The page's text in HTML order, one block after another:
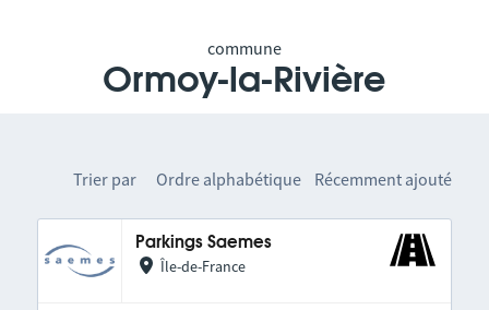
commune
Ormoy-la-Rivière
Trier par Ordre alphabétique Récemment ajouté
Parkings Saemes
Île-de-France